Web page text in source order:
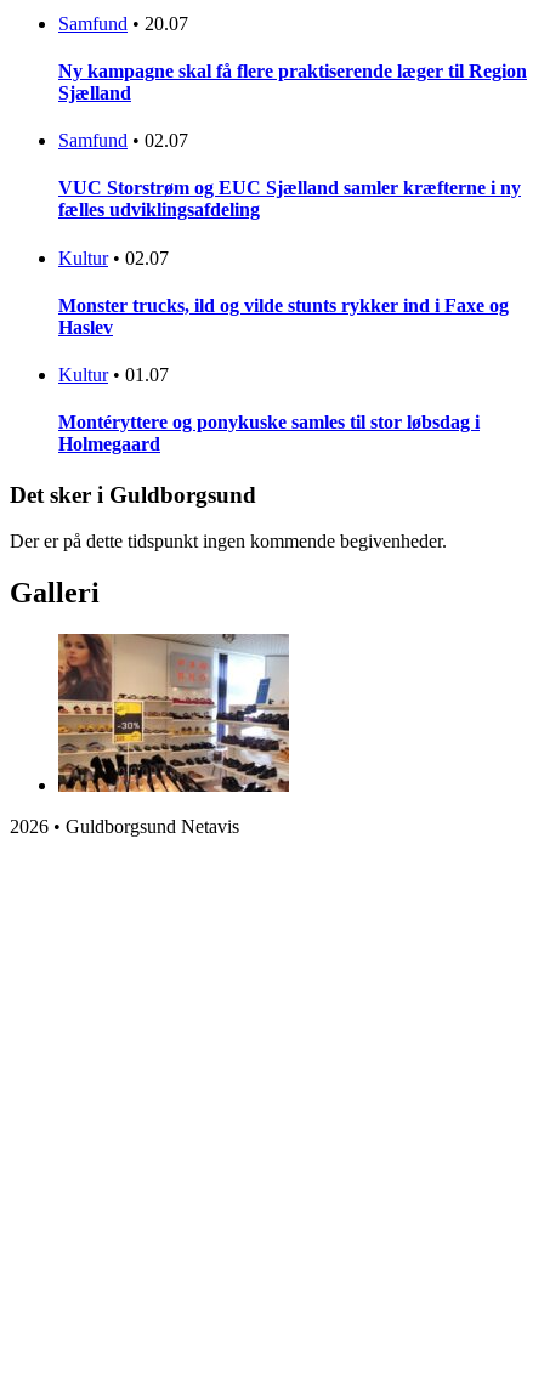
Samfund • 20.07
Ny kampagne skal få flere praktiserende læger til Region
Sjælland
Samfund • 02.07
VUC Storstrøm og EUC Sjælland samler kræfterne i ny
fælles udviklingsafdeling
Kultur • 02.07
Monster trucks, ild og vilde stunts rykker ind i Faxe og
Haslev
Kultur • 01.07
Montéryttere og ponykuske samles til stor løbsdag i
Holmegaard
Det sker i Guldborgsund
Der er på dette tidspunkt ingen kommende begivenheder.
Galleri
2026 • Guldborgsund Netavis